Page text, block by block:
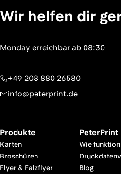
Wir helfen dir
+49 208 880 26580
info@peterprint.de
Produkte
Karten
Broschüren
Flyer & Falzflyer
PeterPrint
Wie
Blog